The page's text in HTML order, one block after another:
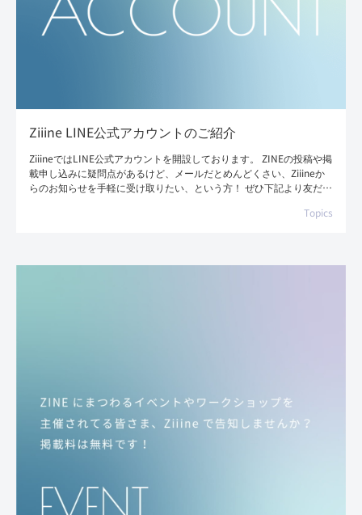
Ziiine LINE公式アカウントのご紹介
ZiiineではLINE公式アカウントを開設しております。 ZINEの投稿や掲
載申し込みに疑問点があるけど、メールだとめんどくさい、Ziiineか
らのお知らせを手軽に受け取りたい、という方！ ぜひ下記より友だち
Topics